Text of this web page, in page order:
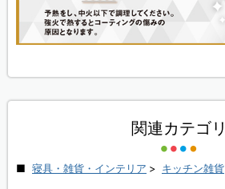
関連カテゴリ
寝具・雑貨・インテリア > キッチン雑貨